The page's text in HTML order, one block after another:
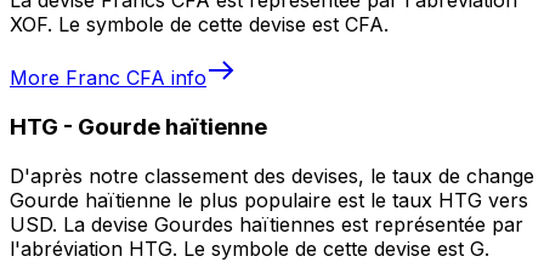
XOF. Le symbole de cette devise est CFA.
More Franc CFA info
HTG - Gourde haïtienne
D'après notre classement des devises, le taux de change
Gourde haïtienne le plus populaire est le taux HTG vers
USD. La devise Gourdes haïtiennes est représentée par
l'abréviation HTG. Le symbole de cette devise est G.